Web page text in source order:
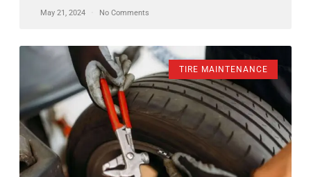
May 21, 2024 No Comments
TIRE MAINTENANCE